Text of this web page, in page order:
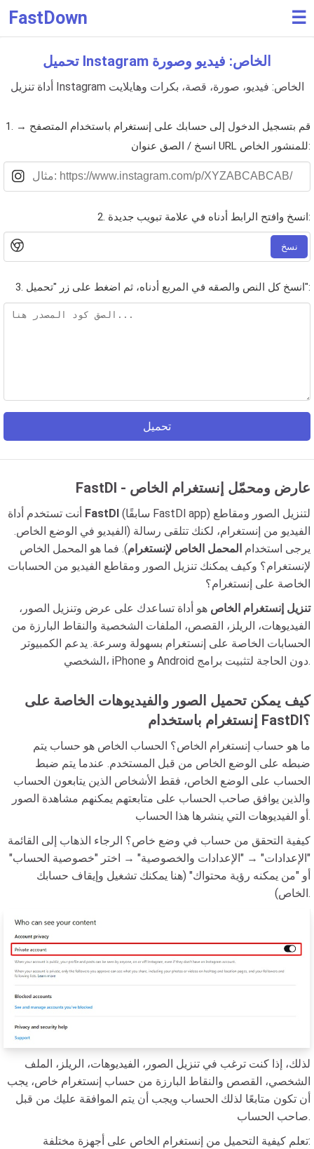
FastDown ☰
تحميل Instagram الخاص: فيديو وصورة
أداة تنزيل Instagram الخاص: فيديو، صورة، قصة، بكرات وهايلايت
1. قم بتسجيل الدخول إلى حسابك على إنستغرام باستخدام المتصفح →
انسخ / الصق عنوان URL للمنشور الخاص:
2. انسخ وافتح الرابط أدناه في علامة تبويب جديدة:
نسخ
3. انسخ كل النص والصقه في المربع أدناه، ثم اضغط على زر "تحميل":
تحميل
FastDl - عارض ومحمّل إنستغرام الخاص
FastDl (سابقًا FastDl app) لتنزيل الصور ومقاطع
الفيديو من إنستغرام، لكنك تتلقى رسالة (الفيديو في الوضع الخاص.
يرجى استخدام المحمل الخاص لإنستغرام). فما هو المحمل الخاص
لإنستغرام؟ وكيف يمكنك تنزيل الصور ومقاطع الفيديو من الحسابات
الخاصة على إنستغرام؟
تنزيل إنستغرام الخاص هو أداة تساعدك على عرض وتنزيل الصور،
الفيديوهات، الريلز، القصص، الملفات الشخصية والنقاط البارزة من
الحسابات الخاصة على إنستغرام بسهولة وسرعة. يدعم الكمبيوتر
الشخصي، iPhone و Android دون الحاجة لتثبيت برامج.
كيف يمكن تحميل الصور والفيديوهات الخاصة على
إنستغرام باستخدام FastDl؟
ما هو حساب إنستغرام الخاص؟ الحساب الخاص هو حساب يتم
ضبطه على الوضع الخاص من قبل المستخدم. عندما يتم ضبط
الحساب على الوضع الخاص، فقط الأشخاص الذين يتابعون الحساب
والذين يوافق صاحب الحساب على متابعتهم يمكنهم مشاهدة الصور
أو الفيديوهات التي ينشرها هذا الحساب.
كيفية التحقق من حساب في وضع خاص؟ الرجاء الذهاب إلى القائمة
"الإعدادات" → "الإعدادات والخصوصية" → اختر "خصوصية الحساب"
أو "من يمكنه رؤية محتواك" (هنا يمكنك تشغيل وإيقاف حسابك
الخاص).
لذلك، إذا كنت ترغب في تنزيل الصور، الفيديوهات، الريلز، الملف
الشخصي، القصص والنقاط البارزة من حساب إنستغرام خاص، يجب
أن تكون متابعًا لذلك الحساب ويجب أن يتم الموافقة عليك من قبل
صاحب الحساب.
تعلم كيفية التحميل من إنستغرام الخاص على أجهزة مختلفة: